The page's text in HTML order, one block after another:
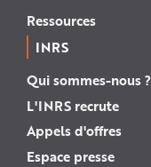
Ressources
INRS
Qui sommes-nous ?
L'INRS recrute
Appels d'offres
Espace presse